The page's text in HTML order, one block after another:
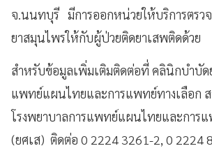
จ.นนทบุรี มีการออกหน่วยให้บริการตรว
ยาสมุนไพรให้กับผู้ป่วยติดยาเสพติดด้วย
สำหรับข้อมูลเพิ่มเติมติดต่อที่ คลินิกบำบัด
แพทย์แผนไทยและการแพทย์ทางเลือก
โรงพยาบาลการแพทย์แผนไทยและการ
(ยศเส) ติดต่อ 0 2224 3261-2, 0 2224